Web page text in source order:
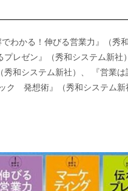
わかる！伸びる営業力』（秀
レゼン』（秀和システム新社
和システム新社）、 『営業
ク 発想術』（秀和システム新